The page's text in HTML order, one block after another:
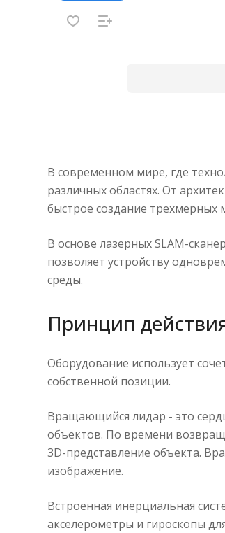
В современном мире, где
различных областях. От
быстрое создание трехмерных
В основе лазерных SLAM-
позволяет устройству
среды.
Принцип
Оборудование использует
собственной позиции.
Вращающийся лидар - это
объектов. По времени
3D-представление объекта.
изображение.
Встроенная инерциальная
акселерометры и гироскопы